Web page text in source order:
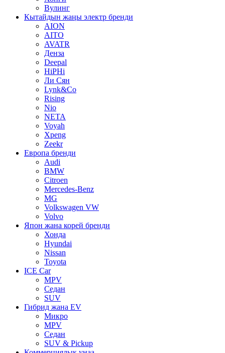
Вулинг
Кытайдын жаңы электр бренди
AION
AITO
AVATR
Денза
Deepal
HiPHi
Ли Сян
Lynk&Co
Rising
Nio
NETA
Voyah
Xpeng
Zeekr
Европа бренди
Audi
BMW
Citroen
Mercedes-Benz
MG
Volkswagen VW
Volvo
Япон жана корей бренди
Хонда
Hyundai
Nissan
Toyota
ICE Car
MPV
Седан
SUV
Гибрид жана EV
Микро
MPV
Седан
SUV & Pickup